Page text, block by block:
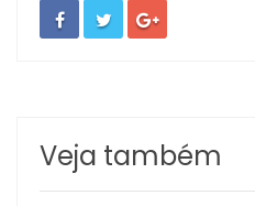
Veja também